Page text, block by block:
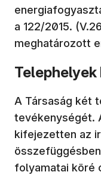
a 122/2015.
meghatározott
A Társaság két
tevékenységét.
kifejezetten az
folyamatai köré